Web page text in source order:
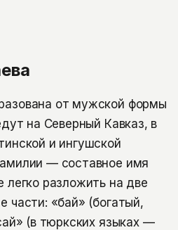
от мужской формы
на Северный Кавказ, в
и ингушской
— составное имя
легко разложить на две
части: «бай» (богатый,
(в тюркских языках —